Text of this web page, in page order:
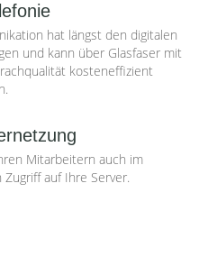
hat längst den digitalen
und kann über Glasfaser mit
kosteneffizient
Mitarbeitern auch im
auf Ihre Server.